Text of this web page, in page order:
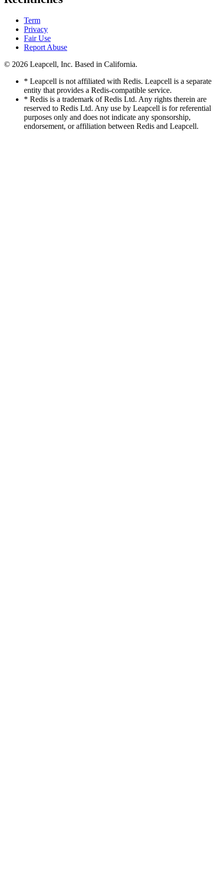
Term
Privacy
Fair Use
Report Abuse
© 2026 Leapcell, Inc. Based in California.
* Leapcell is not affiliated with Redis. Leapcell is a separate
entity that provides a Redis-compatible service.
* Redis is a trademark of Redis Ltd. Any rights therein are
reserved to Redis Ltd. Any use by Leapcell is for referential
purposes only and does not indicate any sponsorship,
endorsement, or affiliation between Redis and Leapcell.